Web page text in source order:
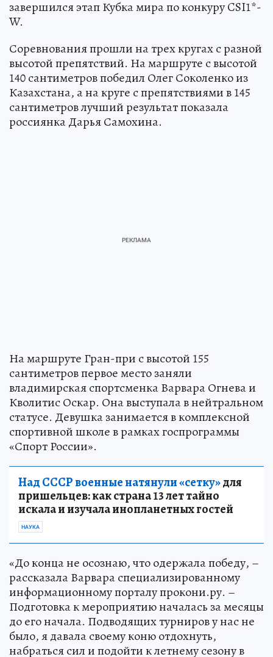
завершился этап Кубка мира по конкуру CSI1*-
W.
Соревнования прошли на трех кругах с разной
высотой препятствий. На маршруте с высотой
140 сантиметров победил Олег Соколенко из
Казахстана, а на круге с препятствиями в 145
сантиметров лучший результат показала
россиянка Дарья Самохина.
На маршруте Гран-при с высотой 155
сантиметров первое место заняли
владимирская спортсменка Варвара Огнева и
Кволитис Оскар. Она выступала в нейтральном
статусе. Девушка занимается в комплексной
спортивной школе в рамках госпрограммы
«Спорт России».
Над СССР военные натянули «сетку»для
пришельцев: как страна 13 лет тайно
искала и изучала инопланетных гостей
НАУКА
«До конца не осознаю, что одержала победу, –
рассказала Варвара специализированному
информационному порталу прокони.ру. –
Подготовка к мероприятию началась за месяцы
до его начала. Подводящих турниров у нас не
было, я давала своему коню отдохнуть,
набраться сил и подойти к летнему сезону в